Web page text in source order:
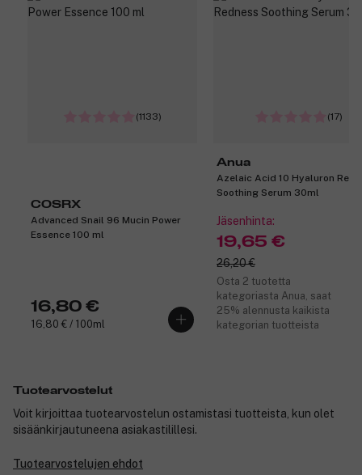
(1133)
COSRX
Advanced Snail 96 Mucin Power
Essence 100 ml
16,80 €
16,80 € / 100ml
(17)
Anua
Azelaic Acid 10 Hyaluron
Soothing Serum 30ml
Jäsenhinta:
19,65 €
26,20 €
Osta 2 tuotetta
kategoriasta Anua, saat
25% alennusta kaikista
kategorian tuotteista
Tuotearvostelut
Voit kirjoittaa tuotearvostelun ostamistasi tuotteista, kun olet
sisäänkirjautuneena asiakastilillesi.
Tuotearvostelujen ehdot